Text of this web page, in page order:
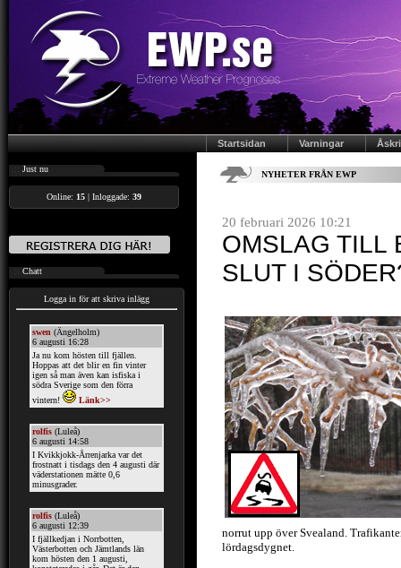
Startsidan Varningar
Just nu
Online: 15 | Inloggade: 39
Chatt
Logga in för att skriva inlägg
NYHETER FRÅN EWP
20 februari 2026 10:21
OMSLAG TILL
SLUT I
norrut upp över Svealand.
lördagsdygnet.